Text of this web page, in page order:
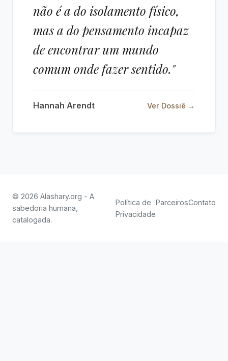
não é a do isolamento físico,
mas a do pensamento incapaz
de encontrar um mundo
comum onde fazer sentido."
Hannah Arendt Ver Dossiê →
© 2026 Alashary.org - A
sabedoria humana,
catalogada.
Política de
Privacidade
ParceirosContato